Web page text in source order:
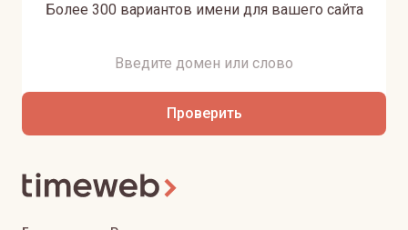
Более 300 вариантов имени для вашего сайта
Проверить